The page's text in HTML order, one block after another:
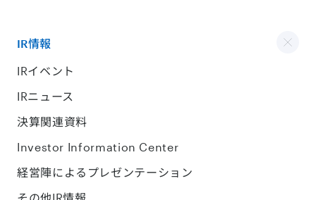
IR情報
IRイベント
IRニュース
決算関連資料
Investor Information Center
経営陣によるプレゼンテーション